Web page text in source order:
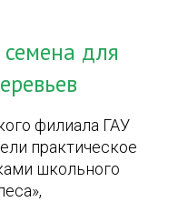
для
филиала ГАУ
практическое
школьного